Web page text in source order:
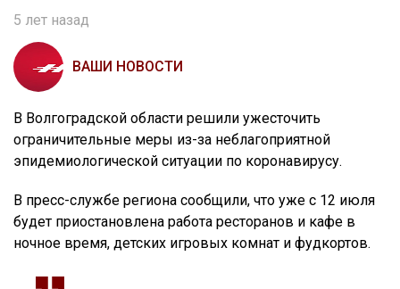
5 лет назад
ВАШИ НОВОСТИ
В Волгоградской области решили ужесточить
ограничительные меры из-за неблагоприятной
эпидемиологической ситуации по коронавирусу.
В пресс-службе региона сообщили, что уже с 12 июля
будет приостановлена работа ресторанов и кафе в
ночное время, детских игровых комнат и фудкортов.